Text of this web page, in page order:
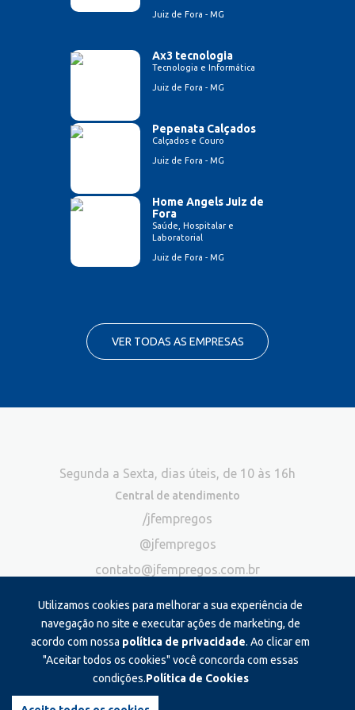
Juiz de Fora - MG
Ax3 tecnologia
Tecnologia e Informática
Juiz de Fora - MG
Pepenata Calçados
Calçados e Couro
Juiz de Fora - MG
Home Angels Juiz de
Fora
Saúde, Hospitalar e
Laboratorial
Juiz de Fora - MG
VER TODAS AS EMPRESAS
Utilizamos cookies para melhorar a sua experiência de
navegação no site e executar ações de marketing, de
acordo com nossa política de privacidade. Ao clicar em
"Aceitar todos os cookies" você concorda com essas
condições.Política de Cookies
Segunda a Sexta, dias úteis, de 10 às 16h
Central de atendimento
/jfempregos
@jfempregos
contato@jfempregos.com.br
Publicidade
*Exclusivo para atendimento via chat. Não atendemos ligações neste
canal
Produzido e administrado por: